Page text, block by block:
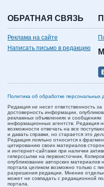
ОБРАТНАЯ СВЯЗЬ
Реклама на сайте
Написать письмо в редакцию
Политика об обработке персональных
Редакция не несет ответственность за
достоверность информации,
рекламных объявлениях и сообщениях
информационных агентств. Редакция
возможности отвечать на все
и давать справки, но старается это
Редакция лояльно относится к
цитированию своих материалов
и интернет-сайтами при наличии
гиперссылки на первоисточник.
опубликование авторских материалов
портала целиком возможно только с
разрешения редакции. Мнение
может не совпадать с редакционной
портала.